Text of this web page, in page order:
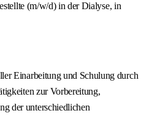
(m/w/d) in der Dialyse, in
Einarbeitung und Schulung durch
zur Vorbereitung,
der unterschiedlichen